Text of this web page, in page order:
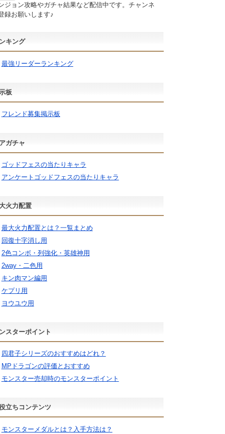
ジョン攻略やガチャ結果など配信中です。チャンネ
録お願いします♪
キング
最強リーダーランキング
板
フレンド募集掲示板
ガチャ
ゴッドフェスの当たりキャラ
アンケートゴッドフェスの当たりキャラ
火力配置
最大火力配置とは？一覧まとめ
回復十字消し用
2色コンボ・列強化・英雄神用
2way・二色用
キン肉マン編用
ケプリ用
ヨウユウ用
スターポイント
四君子シリーズのおすすめはどれ？
MPドラゴンの評価とおすすめ
モンスター売却時のモンスターポイント
立ちコンテンツ
モンスターメダルとは？入手方法は？